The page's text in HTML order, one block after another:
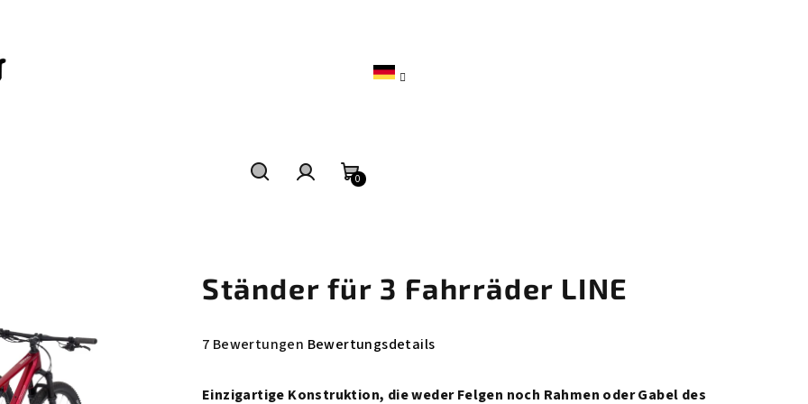
0
Ständer für 3 Fahrräder LINE
Die
Produktbewertung
7 Bewertungen Bewertungsdetails
Einzigartige Konstruktion, die weder Felgen noch Rahmen oder Gabel des